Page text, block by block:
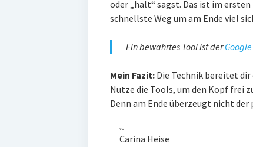
oder „halt“ sagst. Das ist im
schnellste Weg um am Ende viel
Ein bewährtes Tool ist der
Mein Fazit:Die Technik bereitet dir
Nutze die Tools, um den Kopf frei
Denn am Ende überzeugt nicht
von
Carina Heise